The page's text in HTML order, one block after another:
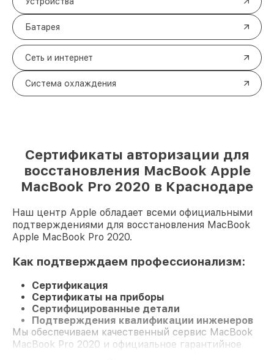
Батарея
Сеть и интернет
Система охлаждения
Сертификаты авторизации для
восстановления MacBook Apple
MacBook Pro 2020 в Краснодаре
Наш центр Apple обладает всеми официальными
подтверждениями для восстановления MacBook
Apple MacBook Pro 2020.
Как подтверждаем профессионализм:
Сертификация
Сертификаты на приборы
Сертифицированные детали
Подтверждения квалификации инженеров
Мы обеспечиваем качественный сервис MacBook
MacBook Pro 2020 и официальное гарантийное